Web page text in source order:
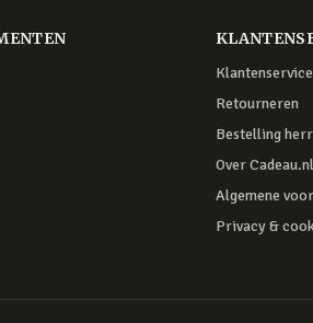
Klantenservice
Retourneren
Bestelling
Over Cadeau.nl
Algemene
Privacy &